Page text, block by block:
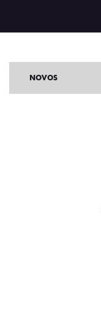
NOVOS